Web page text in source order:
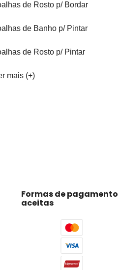
de Rosto p/ Bordar
de Banho p/ Pintar
de Rosto p/ Pintar
mais (+)
Formas de
aceitas